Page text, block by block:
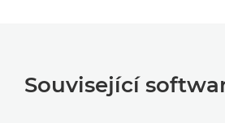
Související